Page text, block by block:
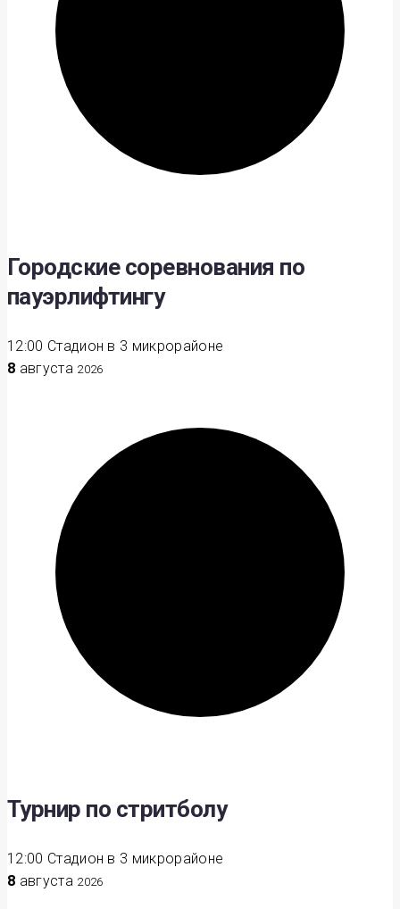
Городские соревнования по
пауэрлифтингу
12:00 Стадион в 3 микрорайоне
8 августа 2026
Турнир по стритболу
12:00 Стадион в 3 микрорайоне
8 августа 2026